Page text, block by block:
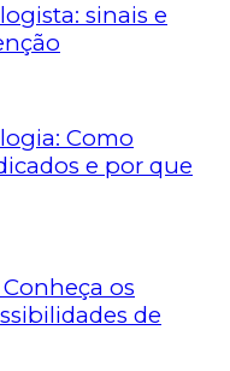
sinais e
Como
e por que
os
de